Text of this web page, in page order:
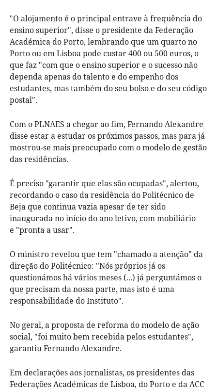
"O alojamento é o principal entrave à frequência do
ensino superior", disse o presidente da Federação
Académica do Porto, lembrando que um quarto no
Porto ou em Lisboa pode custar 400 ou 500 euros, o
que faz "com que o ensino superior e o sucesso não
dependa apenas do talento e do empenho dos
estudantes, mas também do seu bolso e do seu código
postal".
Com o PLNAES a chegar ao fim, Fernando Alexandre
disse estar a estudar os próximos passos, mas para já
mostrou-se mais preocupado com o modelo de gestão
das residências.
É preciso "garantir que elas são ocupadas", alertou,
recordando o caso da residência do Politécnico de
Beja que continua vazia apesar de ter sido
inaugurada no início do ano letivo, com mobiliário
e "pronta a usar".
O ministro revelou que tem "chamado a atenção" da
direção do Politécnico: "Nós próprios já os
questionámos há vários meses (...) já perguntámos o
que precisam da nossa parte, mas isto é uma
responsabilidade do Instituto".
No geral, a proposta de reforma do modelo de ação
social, "foi muito bem recebida pelos estudantes",
garantiu Fernando Alexandre.
Em declarações aos jornalistas, os presidentes das
Federações Académicas de Lisboa, do Porto e da ACC